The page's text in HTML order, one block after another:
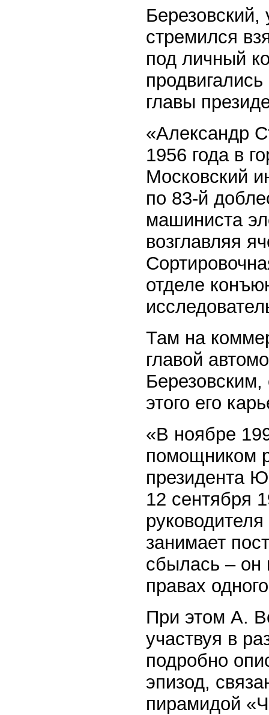
Березовский,
стремился
под личный
главы
«Александр
1956 года в
Московский
по 83-й
машиниста
возглавляя
отделе
Там на
главой
Березовским,
этого его
«В ноябре
помощником
президента
12 сентября
занимает
сбылась – он
правах
При этом А.
участвуя в
подробно
эпизод,
пирамидой